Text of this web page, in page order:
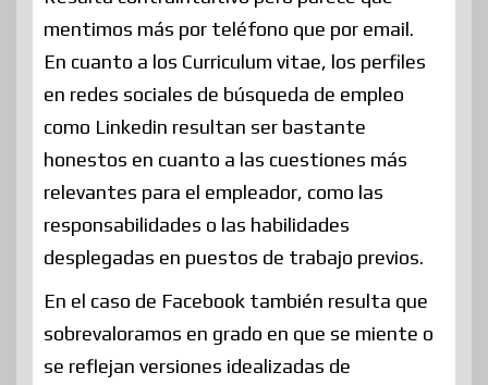
mentimos más por teléfono que por email.
En cuanto a los Curriculum vitae, los perfiles
en redes sociales de búsqueda de empleo
como Linkedin resultan ser bastante
honestos en cuanto a las cuestiones más
relevantes para el empleador, como las
responsabilidades o las habilidades
desplegadas en puestos de trabajo previos.
En el caso de Facebook también resulta que
sobrevaloramos en grado en que se miente o
se reflejan versiones idealizadas de